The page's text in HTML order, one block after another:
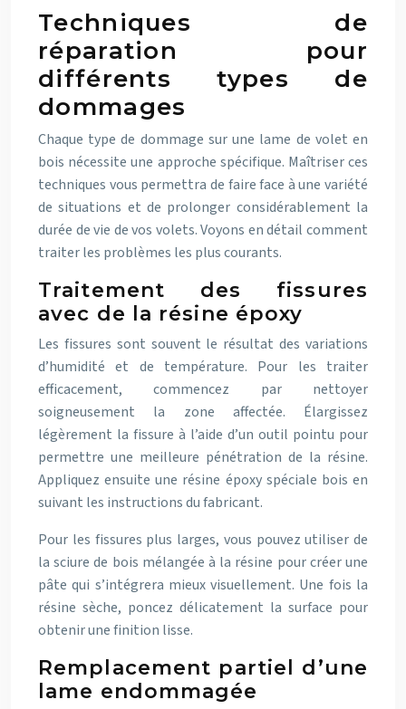
Techniques de
réparation pour
différents types de
dommages
Chaque type de dommage sur une lame de volet en
bois nécessite une approche spécifique. Maîtriser ces
techniques vous permettra de faire face à une variété
de situations et de prolonger considérablement la
durée de vie de vos volets. Voyons en détail comment
traiter les problèmes les plus courants.
Traitement des fissures
avec de la résine époxy
Les fissures sont souvent le résultat des variations
d’humidité et de température. Pour les traiter
efficacement, commencez par nettoyer
soigneusement la zone affectée. Élargissez
légèrement la fissure à l’aide d’un outil pointu pour
permettre une meilleure pénétration de la résine.
Appliquez ensuite une résine époxy spéciale bois en
suivant les instructions du fabricant.
Pour les fissures plus larges, vous pouvez utiliser de
la sciure de bois mélangée à la résine pour créer une
pâte qui s’intégrera mieux visuellement. Une fois la
résine sèche, poncez délicatement la surface pour
obtenir une finition lisse.
Remplacement partiel d’une
lame endommagée